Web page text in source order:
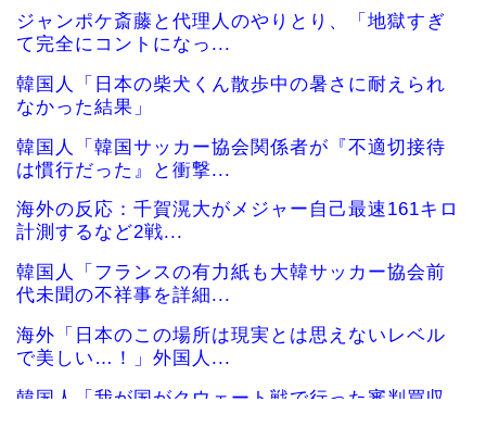
ジャンポケ斎藤と代理人のやりとり、「地獄すぎ
て完全にコントになっ...
韓国人「日本の柴犬くん散歩中の暑さに耐えられ
なかった結果」
韓国人「韓国サッカー協会関係者が『不適切接待
は慣行だった』と衝撃...
海外の反応：千賀滉大がメジャー自己最速161キロ
計測するなど2戦...
韓国人「フランスの有力紙も大韓サッカー協会前
代未聞の不祥事を詳細...
海外「日本のこの場所は現実とは思えないレベル
で美しい…！」外国人...
韓国人「我が国がクウェート戦で行った審判買収